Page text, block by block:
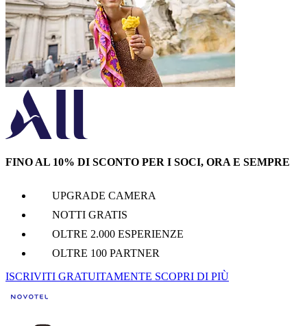
FINO AL 10% DI SCONTO PER I SOCI, ORA E SEMPRE
UPGRADE CAMERA
NOTTI GRATIS
OLTRE 2.000 ESPERIENZE
OLTRE 100 PARTNER
ISCRIVITI GRATUITAMENTE SCOPRI DI PIÙ